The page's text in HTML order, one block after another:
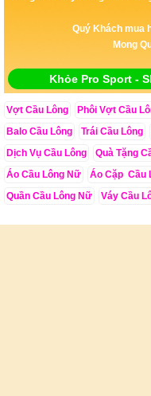
Quý Khách mua
Mong
Khỏe Pro Sport -
Vợt Cầu Lông Phôi Vợt Cầu
Balo Cầu Lông
Trái Cầu Lông
Dịch Vụ Cầu Lông
Quà Tặng
Áo Cầu Lông Nữ
Áo Cặp Cầu
Quần Cầu Lông Nữ
Váy Cầu